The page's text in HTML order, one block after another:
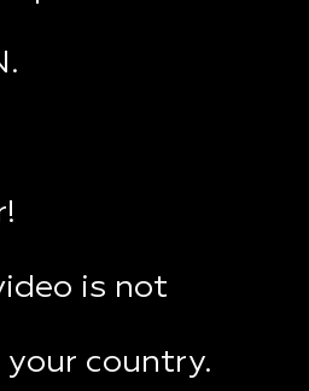
is not
country.